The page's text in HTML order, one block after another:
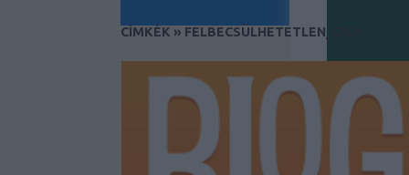
CÍMKÉK » FELBECSÜLHETETLEN_CIKK